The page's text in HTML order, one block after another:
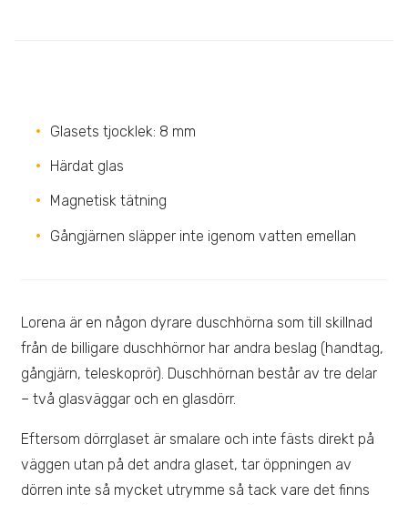
Glasets tjocklek: 8 mm
Härdat glas
Magnetisk tätning
Gångjärnen släpper inte igenom vatten emellan
Lorena är en någon dyrare duschhörna som till skillnad
från de billigare duschhörnor har andra beslag (handtag,
gångjärn, teleskoprör). Duschhörnan består av tre delar
– två glasväggar och en glasdörr.
Eftersom dörrglaset är smalare och inte fästs direkt på
väggen utan på det andra glaset, tar öppningen av
dörren inte så mycket utrymme så tack vare det finns